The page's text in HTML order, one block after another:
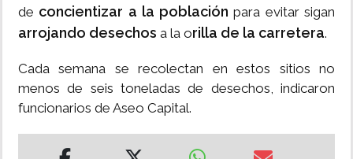
de concientizar a la poblaciónpara evitar sigan
arrojando desechos a la orilla de la carretera.
Cada semana se recolectan en estos sitios no
menos de seis toneladas de desechos, indicaron
funcionarios de Aseo Capital.